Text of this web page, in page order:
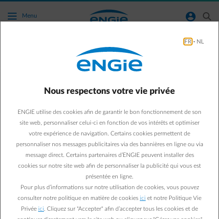
Accéder au contenu principal
Menu normal-account-circle search
Ma facture contient un code QR : comment
cela fonctionne-t-il ?
Voici les réponses à vos principales interrogations :
Comment utiliser le code QR pour effectuer mon paiement ? Le
code QR peut être scanné uniquement avec l’application appareil
photo de votre smartphone. Pour des raisons de sécurité, il ne
fonctionne pas avec Payconiq ou votre application bancaire.
Que se passe-t-il après avoir scanné le code QR ?Une fois le code
scanné, vous êtes redirigé vers une page d’accueil ENGIE, puis
automatiquement vers la page sécurisée de paiement CCV. Sur
cette page, vous avez plusieurs options :
FR - NL
Nous respectons votre vie privée
ENGIE utilise des cookies afin de garantir le bon fonctionnement de son
site web, personnaliser celui-ci en fonction de vos intérêts et optimiser
votre expérience de navigation. Certains cookies permettent de
personnaliser nos messages publicitaires via des bannières en ligne ou via
message direct. Certains partenaires d’ENGIE peuvent installer des
cookies sur notre site web afin de personnaliser la publicité qui vous est
présentée en ligne.
Pour plus d’informations sur notre utilisation de cookies, vous pouvez
consulter notre politique en matière de cookies ici et notre Politique Vie
Privée ici . Cliquez sur "Accepter" afin d’accepter tous les cookies et de